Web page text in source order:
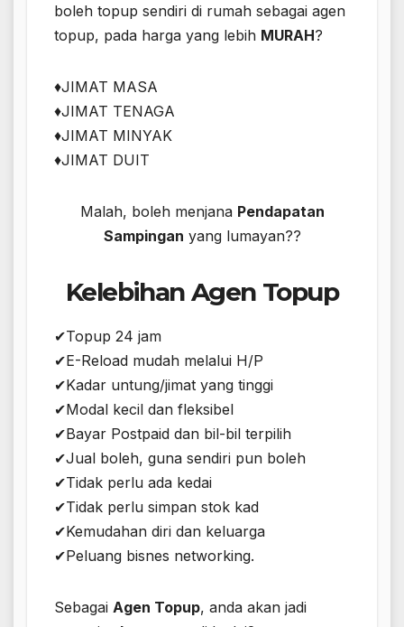
boleh topup sendiri di rumah sebagai agen
topup, pada harga yang lebih MURAH?​
♦️JIMAT MASA
♦️JIMAT TENAGA
♦️JIMAT MINYAK
♦️JIMAT DUIT
Malah, boleh menjana Pendapatan
Sampingan ​​ yang lumayan??
​Kelebihan Agen Topup​
✔Topup 24 jam
✔E-Reload mudah melalui H/P
✔Kadar untung/jimat yang tinggi
✔Modal kecil dan fleksibel
✔Bayar Postpaid dan bil-bil terpilih
✔Jual boleh, guna sendiri pun boleh
✔Tidak perlu ada kedai
✔Tidak perlu simpan stok kad
✔Kemudahan diri dan keluarga
✔Peluang bisnes networking.
Sebagai Agen Topup, anda akan jadi